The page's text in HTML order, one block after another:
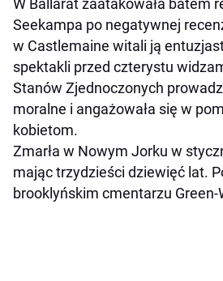
Seekampa po negatywnej
w Castlemaine witali ją
spektakli przed czterystu
Stanów Zjednoczonych
moralne i angażowała się w
kobietom.
Zmarła w Nowym Jorku w
mając trzydzieści dziewięć lat.
brooklyńskim cmentarzu Green-